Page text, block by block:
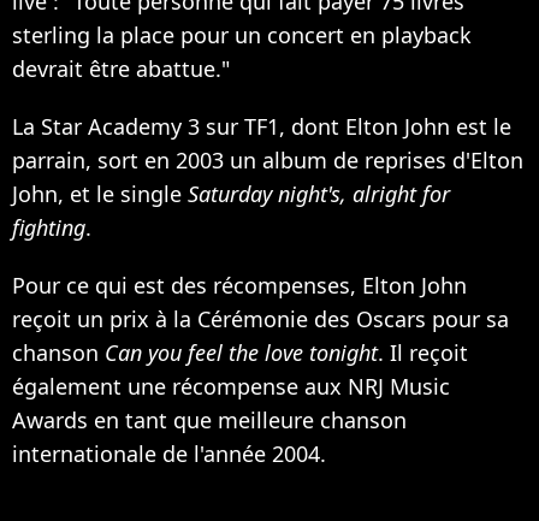
sterling la place pour un concert en playback
devrait être abattue."
La Star Academy 3 sur TF1, dont Elton John est le
parrain, sort en 2003 un album de reprises d'Elton
John, et le single Saturday night's, alright for
fighting.
Pour ce qui est des récompenses, Elton John
reçoit un prix à la Cérémonie des Oscars pour sa
chanson Can you feel the love tonight. Il reçoit
également une récompense aux NRJ Music
Awards en tant que meilleure chanson
internationale de l'année 2004.